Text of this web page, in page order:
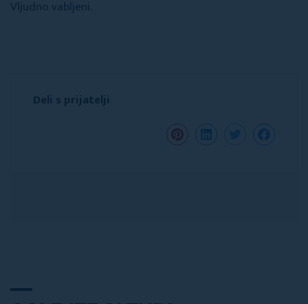
Vljudno vabljeni.
Deli s prijatelji